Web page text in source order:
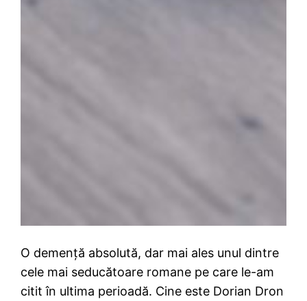
O demență absolută, dar mai ales unul dintre
cele mai seducătoare romane pe care le-am
citit în ultima perioadă. Cine este Dorian Dron